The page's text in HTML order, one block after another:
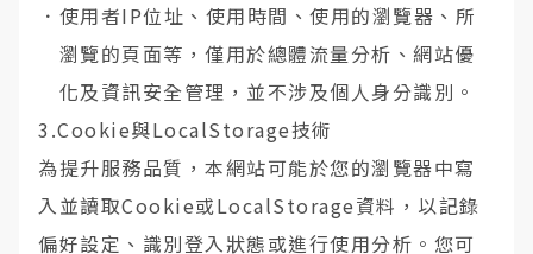
． 使用者IP位址、使用時間、使用的瀏覽器、所
瀏覽的頁面等，僅用於總體流量分析、網站優
化及資訊安全管理，並不涉及個人身分識別。
3.Cookie與LocalStorage技術
為提升服務品質，本網站可能於您的瀏覽器中寫
入並讀取Cookie或LocalStorage資料，以記錄
偏好設定、識別登入狀態或進行使用分析。您可